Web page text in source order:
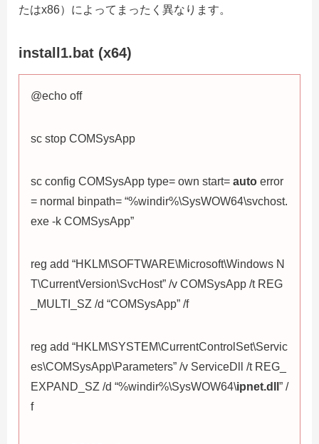
たはx86）によってまったく異なります。
install1.bat (x64)
@echo off
sc stop COMSysApp
sc config COMSysApp type= own start= auto error
= normal binpath= “%windir%\SysWOW64\svchost.
exe -k COMSysApp”
reg add “HKLM\SOFTWARE\Microsoft\Windows N
T\CurrentVersion\SvcHost” /v COMSysApp /t REG
_MULTI_SZ /d “COMSysApp” /f
reg add “HKLM\SYSTEM\CurrentControlSet\Servic
es\COMSysApp\Parameters” /v ServiceDll /t REG_
EXPAND_SZ /d “%windir%\SysWOW64\ipnet.dll ” /
f